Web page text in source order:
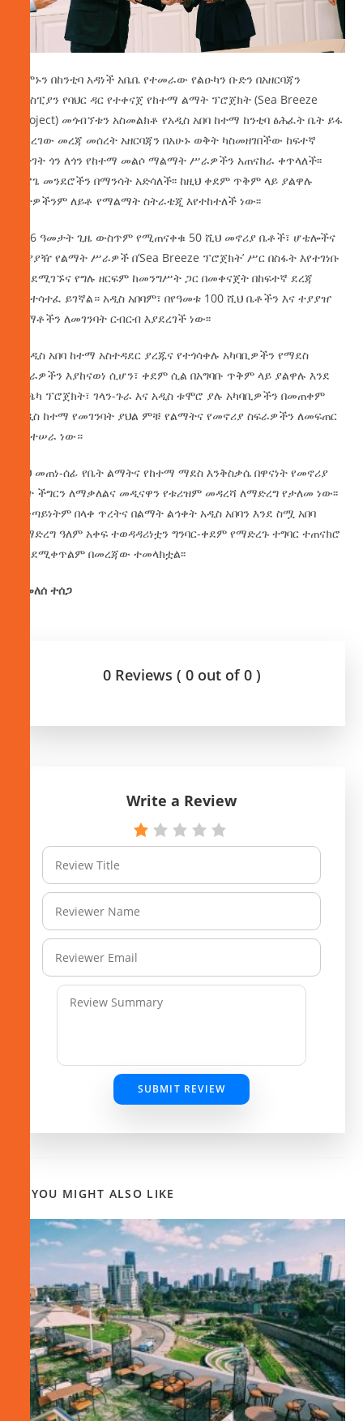
ሰሞኑን በከንቲባ አዳነች አቤቤ የተመራው የልዑካን ቡድን በአዘርባጃን
የካስፒያን የባህር ዳር የተቀናጀ የከተማ ልማት ፕሮጀክት (Sea Breeze
Project) መጎብኘቱን አስመልክቶ የአዲስ አበባ ከተማ ከንቲባ ፅሕፈት ቤት ይፋ
ባደረገው መረጃ መሰረት አዘርባጃን በአሁኑ ወቅት ካስመዘገበችው ከፍተኛ
ዕድገት ጎን ለጎን የከተማ መልሶ ማልማት ሥራዎችን አጠናክራ ቀጥላለች፡፡
አሮጌ መንደሮችን በማንሳት አድሳለች፡፡ ከዚህ ቀደም ጥቅም ላይ ያልዋሉ
ቦታዎችንም ለይቶ የማልማት ስትራቴጂ እየተከተለች ነው፡፡
በ16 ዓመታት ጊዜ ውስጥም የሚጠናቀቁ 50 ሺህ መኖሪያ ቤቶች፣ ሆቴሎችና
ተያያዥ የልማት ሥራዎች በ‘Sea Breeze ፕሮጀክት’ ሥር በስፋት እየተገነቡ
እንደሚገኙና የግሉ ዘርፍም ከመንግሥት ጋር በመቀናጀት በከፍተኛ ደረጃ
እየተሳተፈ ይገኛል። አዲስ አበባም፣ በየዓመቱ 100 ሺህ ቤቶችን እና ተያያዠ
ልማቶችን ለመገንባት ርብርብ እያደረገች ነው፡፡
የአዲስ አበባ ከተማ አስተዳደር ያረጁና የተጎሳቀሉ አካባቢዎችን የማደስ
ሥራዎችን እያከናወነ ሲሆን፣ ቀደም ሲል በአግባቡ ጥቅም ላይ ያልዋሉ እንደ
የጫካ ፕሮጀክት፣ ገላን-ጉራ እና አዲስ ቱሞሮ ያሉ አካባቢዎችን በመጠቀም
አዲስ ከተማ የመገንባት ያህል ምቹ የልማትና የመኖሪያ ስፍራዎችን ለመፍጠር
እየተሠራ ነው።
ይህ መጠነ-ሰፊ የቤት ልማትና የከተማ ማደስ እንቅስቃሴ በዋናነት የመኖሪያ
ቤት ችግርን ለማቃለልና መዲናዋን የቱሪዝም መዳረሻ ለማድረግ የታለመ ነው፡፡
በቀጣይነትም በላቀ ጥረትና በልማት ልኅቀት አዲስ አበባን እንደ ስሟ አበባ
በማድረግ ዓለም አቀፍ ተወዳዳሪነቷን ግንባር-ቀደም የማድረጉ ተግባር ተጠናክሮ
እንደሚቀጥልም በመረጃው ተመላክቷል፡፡
በመለሰ ተሰጋ
0 Reviews ( 0 out of 0 )
Write a Review
SUBMIT REVIEW
YOU MIGHT ALSO LIKE